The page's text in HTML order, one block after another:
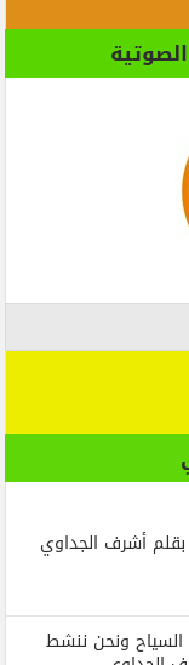
أشرف الجداوي
السياح ونحن ننشط